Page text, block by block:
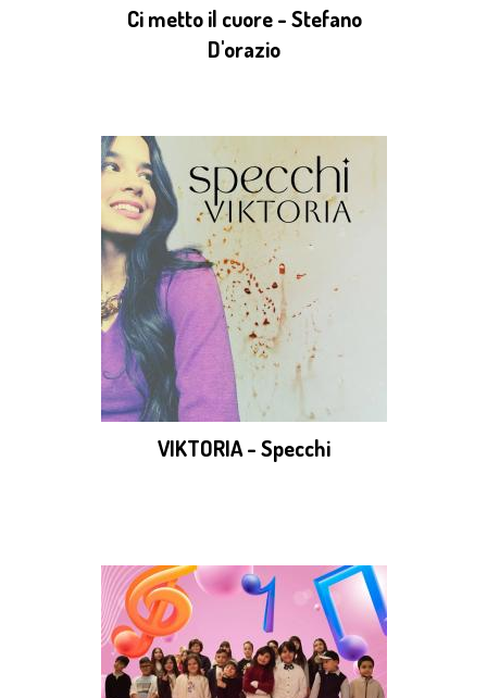
Ci metto il cuore - Stefano
D'orazio
VIKTORIA - Specchi